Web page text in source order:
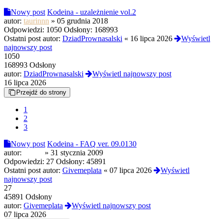
Nowy post Kodeina - uzależnienie vol.2
autor: taurinnn » 05 grudnia 2018
Odpowiedzi: 1050 Odsłony: 168993
Ostatni post autor: DziadPrownasalski « 16 lipca 2026
Wyświetl
najnowszy post
1050
168993 Odsłony
autor: DziadPrownasalski
Wyświetl najnowszy post
16 lipca 2026
Przejdź do strony
1
2
3
Nowy post Kodeina - FAQ ver. 09.0130
autor:
» 31 stycznia 2009
Odpowiedzi: 27 Odsłony: 45891
Ostatni post autor: Givemeplata « 07 lipca 2026
Wyświetl
najnowszy post
27
45891 Odsłony
autor: Givemeplata
Wyświetl najnowszy post
07 lipca 2026